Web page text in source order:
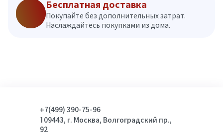
Бесплатная доставка
Покупайте без дополнительных затрат.
Наслаждайтесь покупками из дома.
+7(499) 390-75-96
109443, г. Москва, Волгоградский пр.,
92